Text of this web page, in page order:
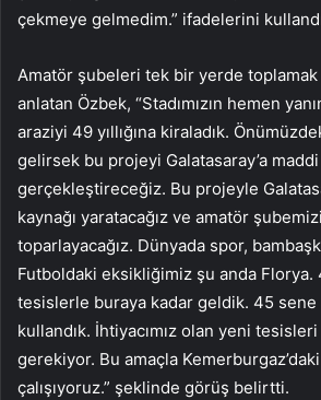
çekmeye gelmedim.” ifadelerini
Amatör şubeleri tek bir yerde
anlatan Özbek, “Stadımızın hemen
araziyi 49 yıllığına kiraladık.
gelirsek bu projeyi Galatasaray’a
gerçekleştireceğiz. Bu projeyle
kaynağı yaratacağız ve amatör
toparlayacağız. Dünyada spor,
Futboldaki eksikliğimiz şu anda
tesislerle buraya kadar geldik. 45 sene
kullandık. İhtiyacımız olan yeni tesisleri
gerekiyor. Bu amaçla
çalışıyoruz.” şeklinde görüş belirtti.